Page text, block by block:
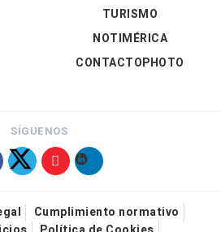
TURISMO
NOTIMÉRICA
CONTACTOPHOTO
SÍGUENOS
Cumplimiento normativo